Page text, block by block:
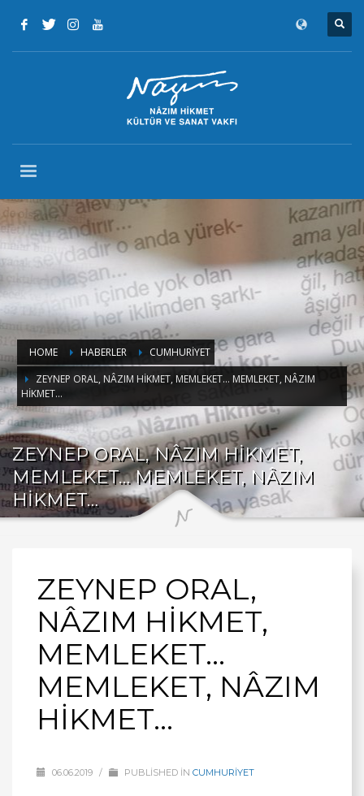
HOME HABERLER
CUMHURİYET
ZEYNEP ORAL, NÂZIM HİKMET, MEMLEKET… MEMLEKET, NÂZIM
HİKMET…
ZEYNEP ORAL, NÂZIM HİKMET,
MEMLEKET… MEMLEKET, NÂZIM
HİKMET…
ZEYNEP ORAL,
NÂZIM HİKMET,
MEMLEKET…
MEMLEKET, NÂZIM
HİKMET…
06.06.2019 / PUBLISHED IN CUMHURİYET